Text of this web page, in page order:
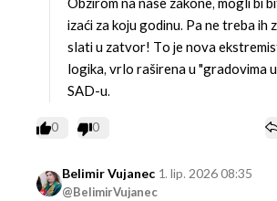
Obzirom na naše zakone, mogli bi
izaći za koju godinu. Pa ne treba ih
slati u zatvor! To je nova
logika, vrlo raširena u "gradovima
SAD-u.
0 0
Belimir Vujanec
@BelimirVujanec
1. lip. 2026 08:35